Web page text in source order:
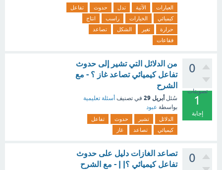
العبارات الآتية تدل حدوث
تفاعل
كيميائي
الخيارات راسب
انتاج
حرارة
تغير الشكل
تصاعد
فقاعات
0
تصويتات
1
إجابة
من الدلائل التي تشير إلى حدوث
تفاعل كيميائي تصاعد غاز ؟ - مع
الشرح
سُئل أبريل 29 في تصنيف أسئلة تعليمية
بواسطة عبود
الدلائل تشير حدوث
تفاعل
كيميائي
تصاعد غاز
0
تصاعد الغازات دليل على حدوث
تفاعل كيميائي ؟| | - مع الشرح